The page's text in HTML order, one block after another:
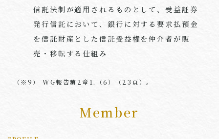
信託法制が適用されるものとして、受益証券
発行信託において、銀行に対する要求払預金
を信託財産とした信託受益権を仲介者が販
売・移転する仕組み
（※9） WG報告第2章1.（6）（23頁）。
Member